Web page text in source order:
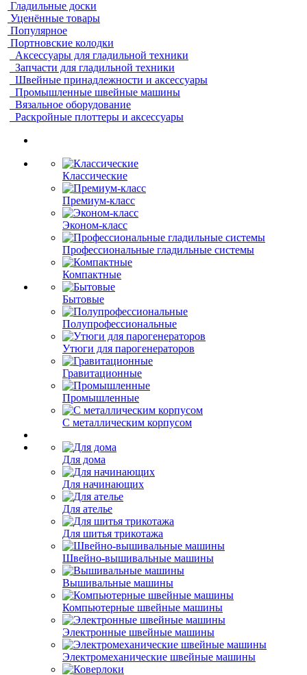
Гладильные доски
Уценённые товары
Популярное
Портновские колодки
Аксессуары для гладильной техники
Запчасти для гладильной техники
Швейные принадлежности и аксессуары
Промышленные швейные машины
Вязальное оборудование
Раскройные плоттеры и аксессуары
Классические
Премиум-класс
Эконом-класс
Профессиональные гладильные системы
Компактные
Бытовые
Полупрофессиональные
Утюги для парогенераторов
Гравитационные
Промышленные
С металлическим корпусом
Для дома
Для начинающих
Для ателье
Для шитья трикотажа
Швейно-вышивальные машины
Вышивальные машины
Компьютерные швейные машины
Электронные швейные машины
Электромеханические швейные машины